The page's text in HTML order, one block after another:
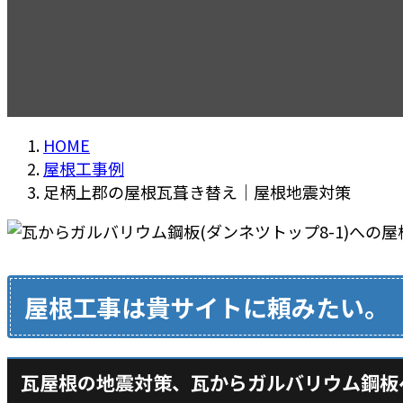
HOME
屋根工事例
足柄上郡の屋根瓦葺き替え｜屋根地震対策
屋根工事は貴サイトに頼みたい。
瓦屋根の地震対策、瓦からガルバリウム鋼